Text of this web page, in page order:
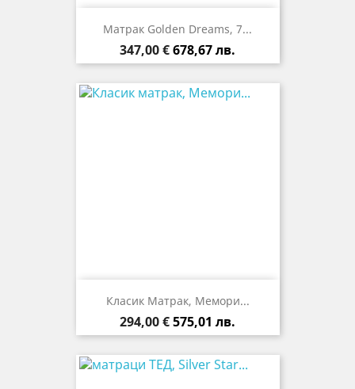
Матрак Golden Dreams, 7...
Цена
347,00 €678,67 лв.
Класик Матрак, Мемори...
Цена
294,00 €575,01 лв.